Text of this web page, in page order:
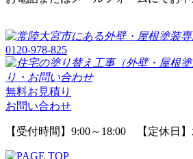
0120-978-825
無料お見積り
お問い合わせ
【受付時間】9:00～18:00 【定休日】